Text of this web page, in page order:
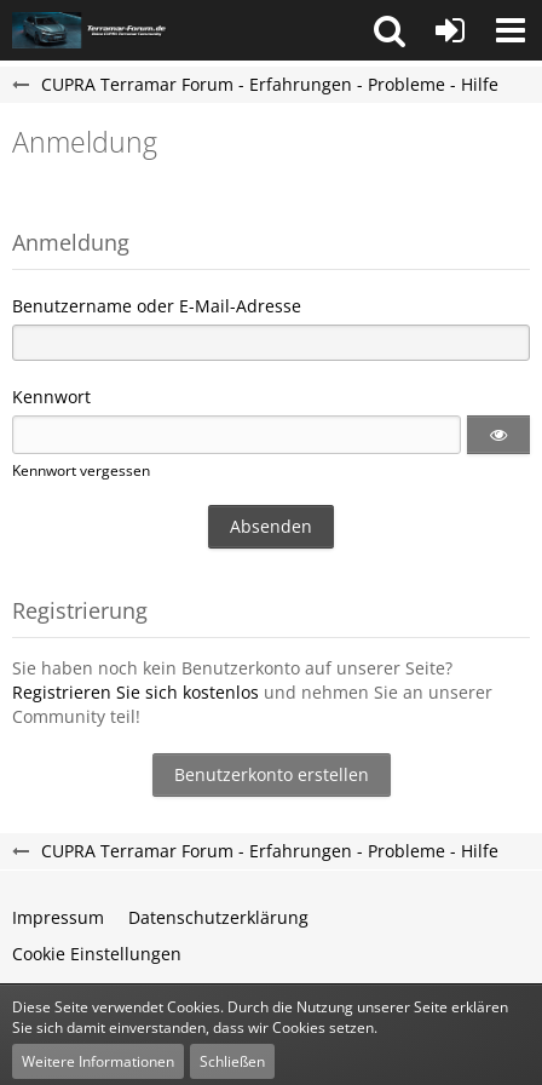
CUPRA Terramar Forum - Erfahrungen - Probleme - Hilfe
Anmeldung
Anmeldung
Benutzername oder E-Mail-Adresse
Kennwort
Kennwort vergessen
Registrierung
Sie haben noch kein Benutzerkonto auf unserer Seite?
Registrieren Sie sich kostenlos und nehmen Sie an unserer
Community teil!
Benutzerkonto erstellen
CUPRA Terramar Forum - Erfahrungen - Probleme - Hilfe
Impressum
Datenschutzerklärung
Cookie Einstellungen
Community-Software:WoltLab Suite™
Stil:Classicvon
Diese Seite verwendet Cookies. Durch die Nutzung unserer Seite erklären
Sie sich damit einverstanden, dass wir Cookies setzen.
Weitere Informationen
Schließen